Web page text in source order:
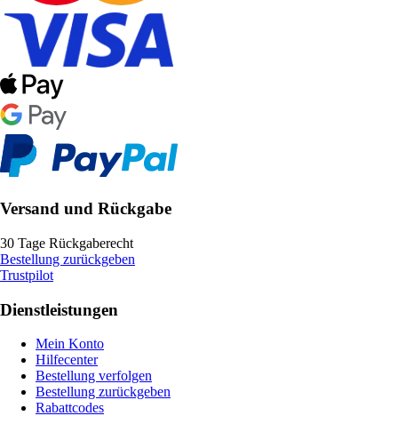
Versand und Rückgabe
30 Tage Rückgaberecht
Bestellung zurückgeben
Trustpilot
Dienstleistungen
Mein Konto
Hilfecenter
Bestellung verfolgen
Bestellung zurückgeben
Rabattcodes